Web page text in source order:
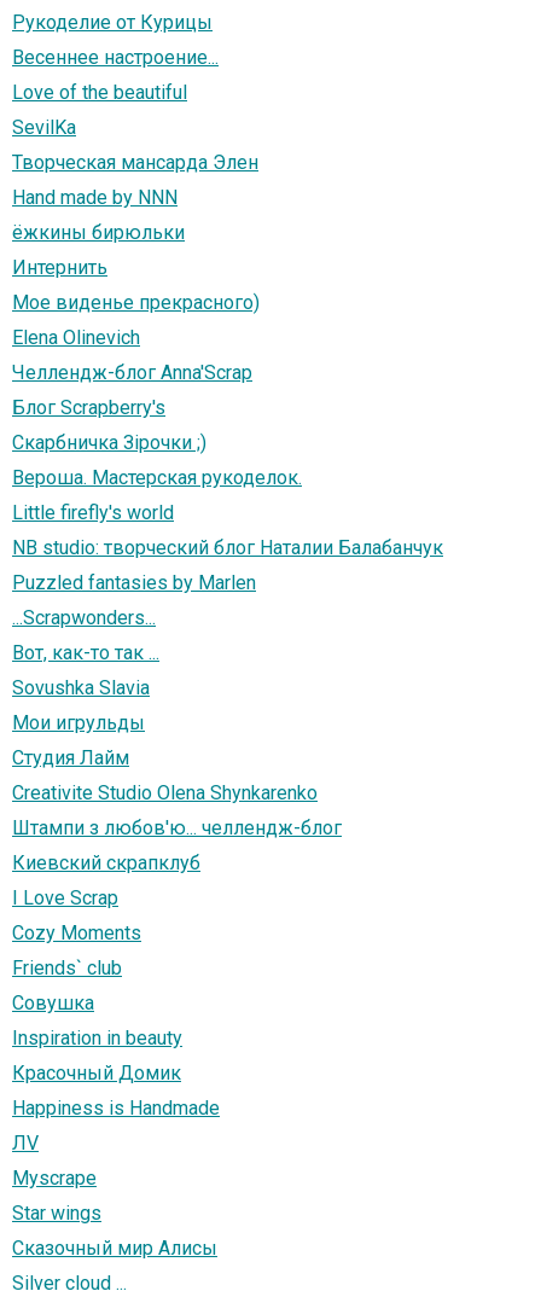
Рукоделие от Курицы
Весеннее настроение...
Love of the beautiful
SevilKa
Творческая мансарда Элен
Hand made by NNN
ёжкины бирюльки
Интернить
Мое виденье прекрасного)
Elena Olinevich
Челлендж-блог Anna'Scrap
Блог Scrapberry's
Скарбничка Зірочки ;)
Вероша. Мастерская рукоделок.
Little firefly's world
NB studio: творческий блог Наталии Балабанчук
Puzzled fantasies by Marlen
...Scrapwonders...
Вот, как-то так ...
Sovushka Slavia
Мои игрульды
Студия Лайм
Creativite Studio Olena Shynkarenko
Штампи з любов'ю... челлендж-блог
Киевский скрапклуб
I Love Scrap
Cozy Moments
Friends` club
Совушка
Inspiration in beauty
Красочный Домик
Happiness is Handmade
ЛV
Myscrape
Star wings
Сказочный мир Алисы
Silver cloud ...